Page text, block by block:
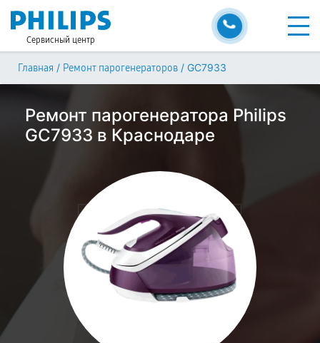
Сервисный центр
Главная / Ремонт парогенераторов / GC7933
Ремонт парогенератора Philips
GC7933 в Краснодаре